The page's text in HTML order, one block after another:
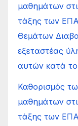
μαθημάτων
τάξης των
Θεμάτων
εξεταστέας
αυτών κατά το
Καθορισμός
μαθημάτων
τάξης των